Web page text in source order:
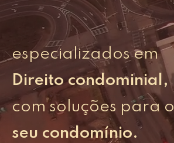
especializados em
Direito condominial,
com soluções para o
seu condomínio.